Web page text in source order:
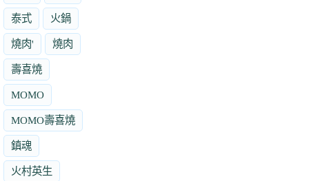
泰式 火鍋
燒肉' 燒肉
壽喜燒
MOMO
MOMO壽喜燒
鎮魂
火村英生